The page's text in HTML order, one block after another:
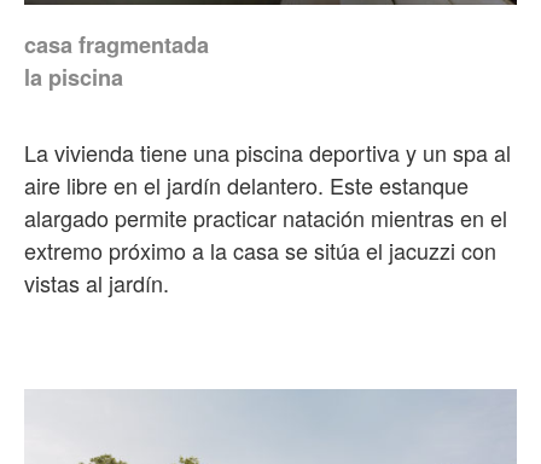
casa fragmentada
la piscina
La vivienda tiene una piscina deportiva y un spa al
aire libre en el jardín delantero. Este estanque
alargado permite practicar natación mientras en el
extremo próximo a la casa se sitúa el jacuzzi con
vistas al jardín.